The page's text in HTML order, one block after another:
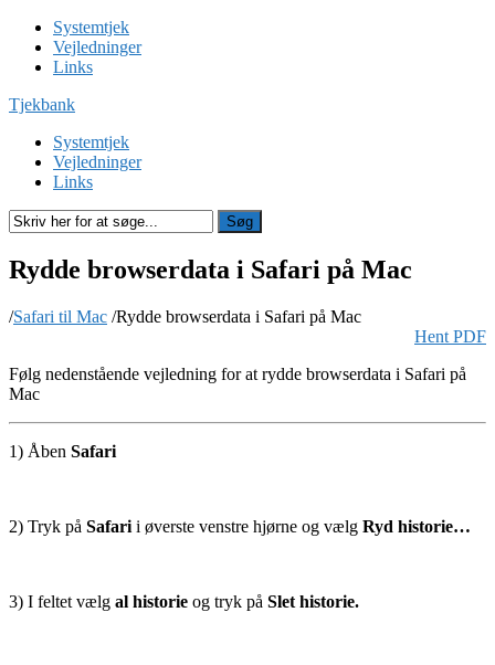
Systemtjek
Vejledninger
Links
Tjekbank
Systemtjek
Vejledninger
Links
Søg
Rydde browserdata i Safari på Mac
/Safari til Mac /Rydde browserdata i Safari på Mac
Hent PDF
Følg nedenstående vejledning for at rydde browserdata i Safari på
Mac
1) Åben Safari
2) Tryk på Safari i øverste venstre hjørne og vælg Ryd historie…
3) I feltet vælg al historie og tryk på Slet historie.